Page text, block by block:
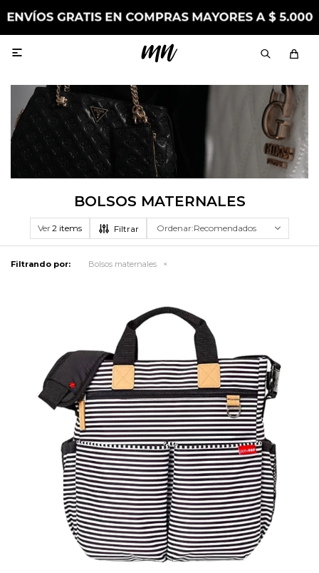

BOLSOS MATERNALES
Ver Recomendados
Filtrando por: Bolsos maternales